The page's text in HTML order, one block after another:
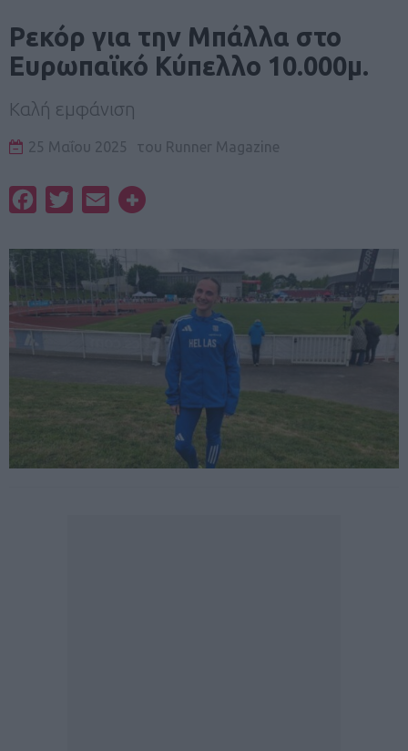
Ρεκόρ για την Μπάλλα στο
Ευρωπαϊκό Κύπελλο 10.000μ.
Kαλή εμφάνιση
25 Μαΐου 2025 του Runner Magazine
FacebookTwitterEmail